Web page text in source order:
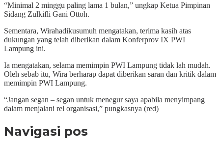
“Minimal 2 minggu paling lama 1 bulan,” ungkap Ketua Pimpinan
Sidang Zulkifli Gani Ottoh.
Sementara, Wirahadikusumuh mengatakan, terima kasih atas
dukungan yang telah diberikan dalam Konferprov IX PWI
Lampung ini.
Ia mengatakan, selama memimpin PWI Lampung tidak lah mudah.
Oleh sebab itu, Wira berharap dapat diberikan saran dan kritik dalam
memimpin PWI Lampung.
“Jangan segan – segan untuk menegur saya apabila menyimpang
dalam menjalani rel organisasi,” pungkasnya (red)
Navigasi pos